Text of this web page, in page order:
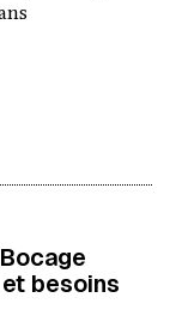
besoins